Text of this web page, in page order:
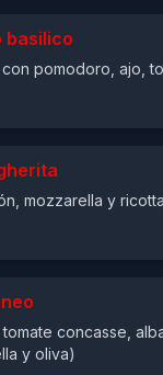
basilico
pomodoro, ajo,
mozzarella y
concasse,
y oliva)